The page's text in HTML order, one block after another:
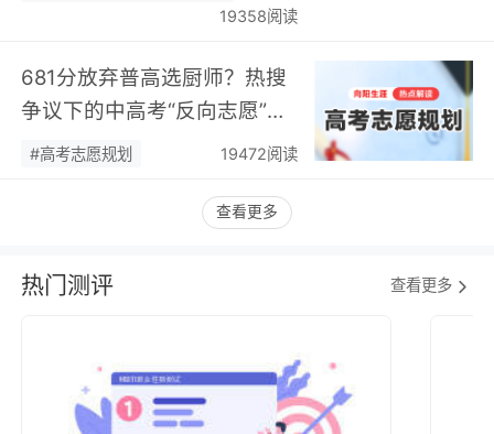
19358阅读
681分放弃普高选厨师？热搜
争议下的中高考“反向志愿”
潮，藏着职业规划新逻辑…
#高考志愿规划 19472阅读
查看更多
热门测评 查看更多